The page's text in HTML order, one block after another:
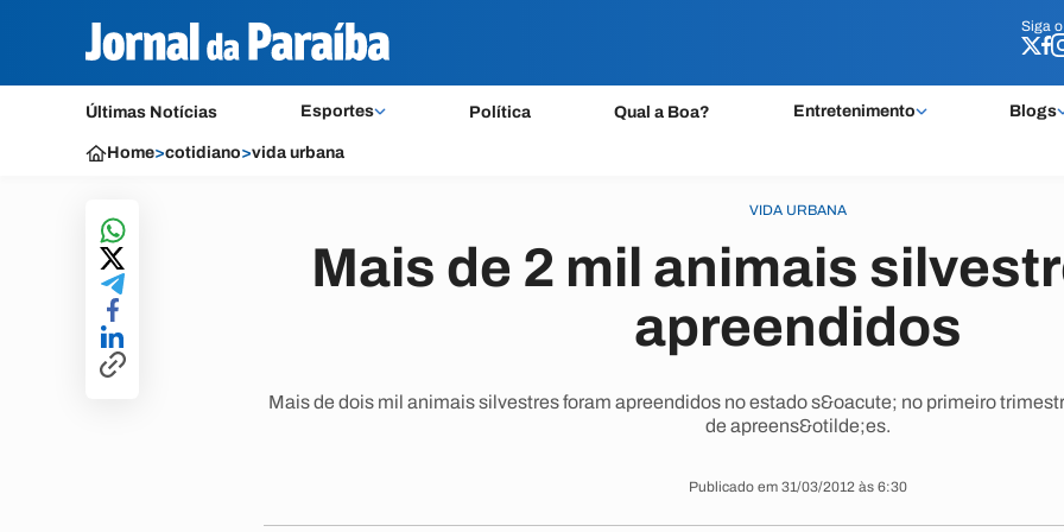
Siga o
Últimas Notícias Esportes Política Qual a Boa? Entretenimento Blogs
Siga o
Home>cotidiano>vida urbana
VIDA URBANA
Mais de 2 mil animais
apreendidos
Mais de dois mil animais silvestres foram apreendidos no estado s&oacute; no primeiro
de apreens&otilde;es.
Publicado em 31/03/2012 às 6:30